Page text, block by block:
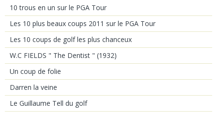
10 trous en un sur le PGA Tour
Les 10 plus beaux coups 2011 sur le PGA Tour
Les 10 coups de golf les plus chanceux
W.C FIELDS " The Dentist " (1932)
Un coup de folie
Darren la veine
Le Guillaume Tell du golf